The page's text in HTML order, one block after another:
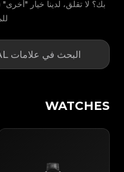
WATCHES